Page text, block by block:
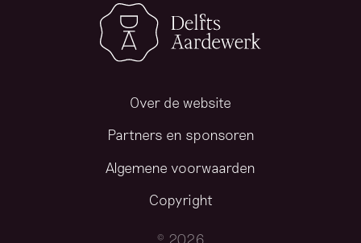
Over de website
Partners en sponsoren
Algemene voorwaarden
Copyright
© 2026